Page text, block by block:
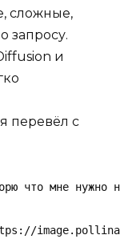
сложные,
запросу.
и
перевёл с
что мне нужно